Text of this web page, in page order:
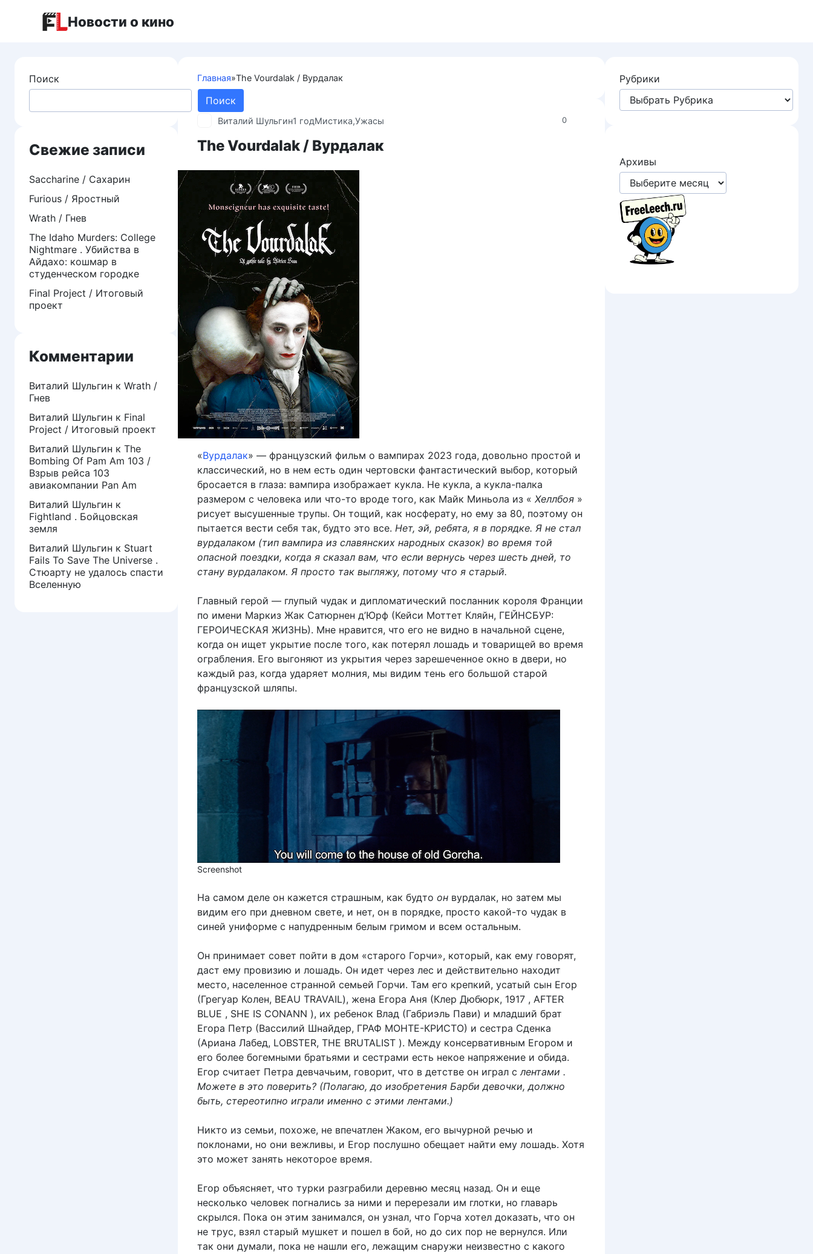
Новости о кино
Главная»The Vourdalak / Вурдалак
0
Виталий Шульгин1 годМистика,Ужасы
The Vourdalak / Вурдалак
«Вурдалак» — французский фильм о вампирах 2023 года, довольно простой и
классический, но в нем есть один чертовски фантастический выбор, который
бросается в глаза: вампира изображает кукла. Не кукла, а кукла-палка
размером с человека или что-то вроде того, как Майк Миньола из « Хеллбоя »
рисует высушенные трупы. Он тощий, как носферату, но ему за 80, поэтому он
пытается вести себя так, будто это все. Нет, эй, ребята, я в порядке. Я не стал
вурдалаком (тип вампира из славянских народных сказок) во время той
опасной поездки, когда я сказал вам, что если вернусь через шесть дней, то
стану вурдалаком. Я просто так выгляжу, потому что я старый.
Главный герой — глупый чудак и дипломатический посланник короля Франции
по имени Маркиз Жак Сатюрнен д’Юрф (Кейси Моттет Кляйн, ГЕЙНСБУР:
ГЕРОИЧЕСКАЯ ЖИЗНЬ). Мне нравится, что его не видно в начальной сцене,
когда он ищет укрытие после того, как потерял лошадь и товарищей во время
ограбления. Его выгоняют из укрытия через зарешеченное окно в двери, но
каждый раз, когда ударяет молния, мы видим тень его большой старой
французской шляпы.
Screenshot
На самом деле он кажется страшным, как будто он вурдалак, но затем мы
видим его при дневном свете, и нет, он в порядке, просто какой-то чудак в
синей униформе с напудренным белым гримом и всем остальным.
Он принимает совет пойти в дом «старого Горчи», который, как ему говорят,
даст ему провизию и лошадь. Он идет через лес и действительно находит
место, населенное странной семьей Горчи. Там его крепкий, усатый сын Егор
(Грегуар Колен, BEAU TRAVAIL), жена Егора Аня (Клер Дюбюрк, 1917 , AFTER
BLUE , SHE IS CONANN ), их ребенок Влад (Габриэль Пави) и младший брат
Егора Петр (Вассилий Шнайдер, ГРАФ МОНТЕ-КРИСТО) и сестра Сденка
(Ариана Лабед, LOBSTER, THE BRUTALIST ). Между консервативным Егором и
его более богемными братьями и сестрами есть некое напряжение и обида.
Егор считает Петра девчачьим, говорит, что в детстве он играл слентами .
Можете в это поверить? (Полагаю, до изобретения Барби девочки, должно
быть, стереотипно играли именно с этими лентами.)
Никто из семьи, похоже, не впечатлен Жаком, его вычурной речью и
поклонами, но они вежливы, и Егор послушно обещает найти ему лошадь. Хотя
это может занять некоторое время.
Егор объясняет, что турки разграбили деревню месяц назад. Он и еще
несколько человек погнались за ними и перерезали им глотки, но главарь
скрылся. Пока он этим занимался, он узнал, что Горча хотел доказать, что он
не трус, взял старый мушкет и пошел в бой, но до сих пор не вернулся. Или
так они думали, пока не нашли его, лежащим снаружи неизвестно с какого
Поиск
Поиск
Свежие записи
Saccharine / Сахарин
Furious / Яростный
Wrath / Гнев
The Idaho Murders: College
Nightmare . Убийства в
Айдахо: кошмар в
студенческом городке
Final Project / Итоговый
проект
Комментарии
Виталий Шульгин к Wrath /
Гнев
Виталий Шульгин к Final
Project / Итоговый проект
Виталий Шульгин к The
Bombing Of Pam Am 103 /
Взрыв рейса 103
авиакомпании Pan Am
Виталий Шульгин к
Fightland . Бойцовская
земля
Виталий Шульгин к Stuart
Fails To Save The Universe .
Стюарту не удалось спасти
Вселенную
Рубрики
Архивы